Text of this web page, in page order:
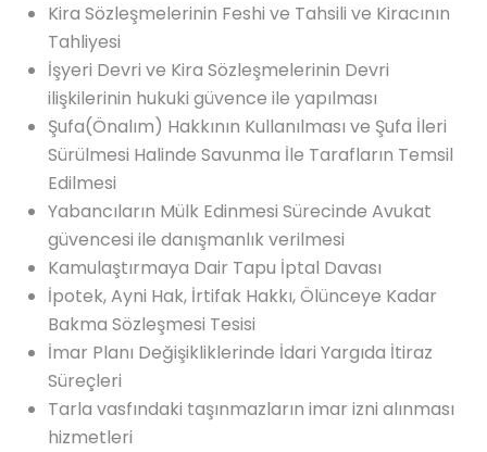
Kira Sözleşmelerinin Feshi ve Tahsili ve Kiracının
Tahliyesi
İşyeri Devri ve Kira Sözleşmelerinin Devri
ilişkilerinin hukuki güvence ile yapılması
Şufa(Önalım) Hakkının Kullanılması ve Şufa İleri
Sürülmesi Halinde Savunma İle Tarafların Temsil
Edilmesi
Yabancıların Mülk Edinmesi Sürecinde Avukat
güvencesi ile danışmanlık verilmesi
Kamulaştırmaya Dair Tapu İptal Davası
İpotek, Ayni Hak, İrtifak Hakkı, Ölünceye Kadar
Bakma Sözleşmesi Tesisi
İmar Planı Değişikliklerinde İdari Yargıda İtiraz
Süreçleri
Tarla vasfındaki taşınmazların imar izni alınması
hizmetleri